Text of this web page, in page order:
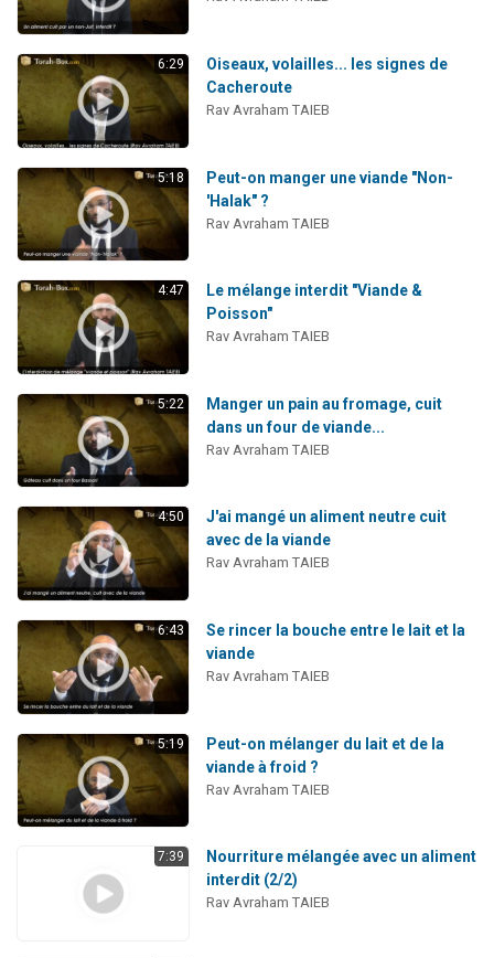
Ariel vient de donner son Maasser
Il reste 49 places pour étudier en groupe sur Zoom
Eva vient de donner son Maasser
6:29
Oiseaux, volailles... les signes de
Cacheroute
Rav Avraham TAIEB
5:18
Peut-on manger une viande "Non-
'Halak" ?
Rav Avraham TAIEB
4:47
Le mélange interdit "Viande &
Poisson"
Rav Avraham TAIEB
5:22
Manger un pain au fromage, cuit
dans un four de viande...
Rav Avraham TAIEB
4:50
J'ai mangé un aliment neutre cuit
avec de la viande
Rav Avraham TAIEB
6:43
Se rincer la bouche entre le lait et la
viande
Rav Avraham TAIEB
5:19
Peut-on mélanger du lait et de la
viande à froid ?
Rav Avraham TAIEB
7:39
Nourriture mélangée avec un aliment
interdit (2/2)
Rav Avraham TAIEB